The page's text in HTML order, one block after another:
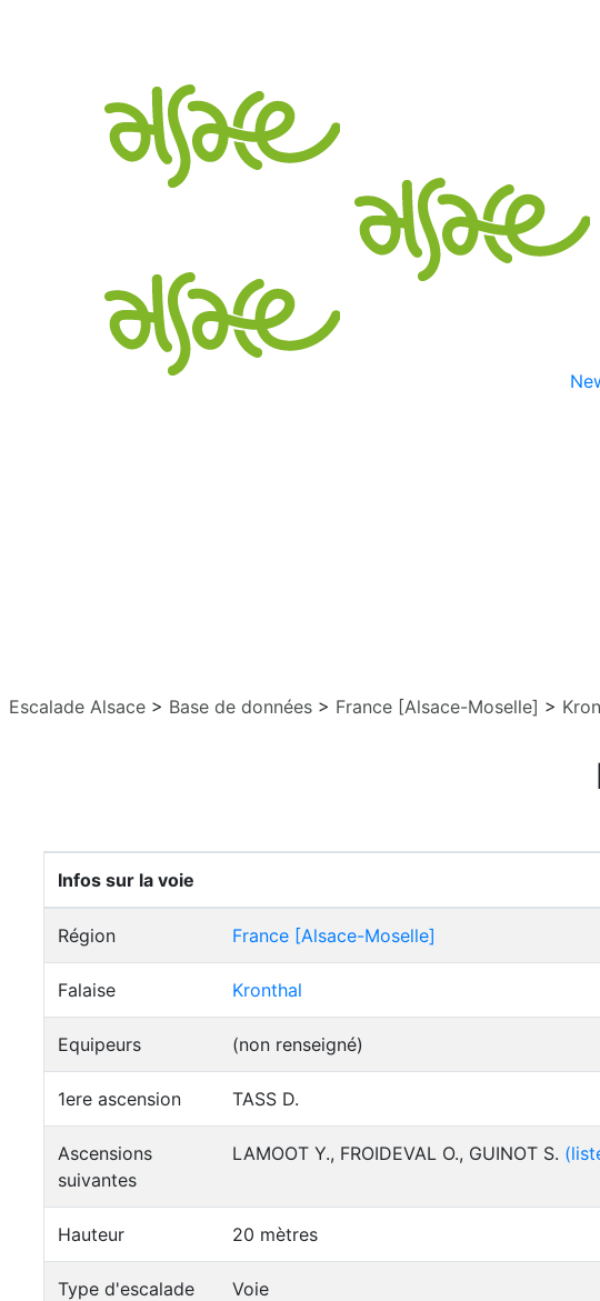
Escalade Alsace > Base de données > France [Alsace-Moselle] >
Infos sur la voie
Région France [Alsace-Moselle]
Falaise Kronthal
Equipeurs (non renseigné)
1ere ascension TASS D.
Ascensions
suivantes
LAMOOT Y., FROIDEVAL O., GUINOT S.
Hauteur 20 mètres
Type d'escalade Voie